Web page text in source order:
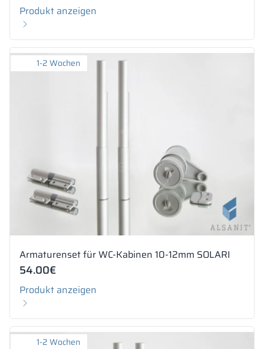
Produkt anzeigen
1-2 Wochen
Armaturenset für WC-Kabinen 10-12mm SOLARI
54.00€
Produkt anzeigen
1-2 Wochen